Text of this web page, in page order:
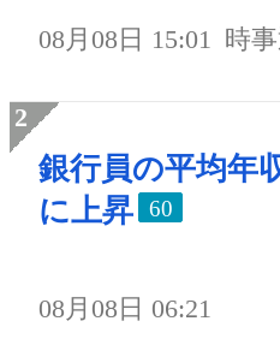
08月08日 15:01 時
銀行員の平均年
に上昇
60
08月08日 06:21